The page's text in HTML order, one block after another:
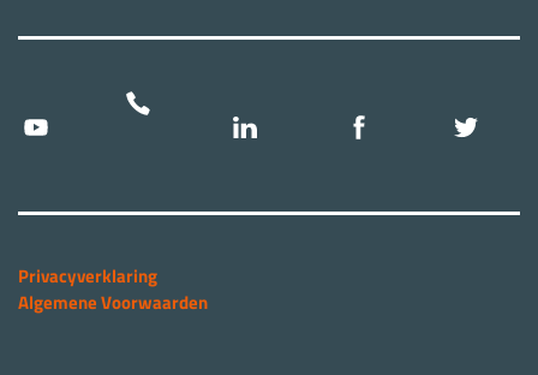
Privacyverklaring
Algemene Voorwaarden